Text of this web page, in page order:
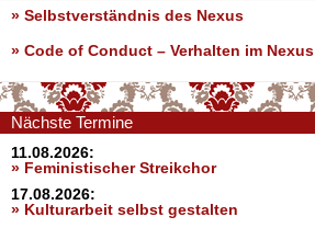
» Selbstverständnis des Nexus
» Code of Conduct – Verhalten im Nexus
Nächste Termine
11.08.2026:
» Feministischer Streikchor
17.08.2026:
» Kulturarbeit selbst gestalten